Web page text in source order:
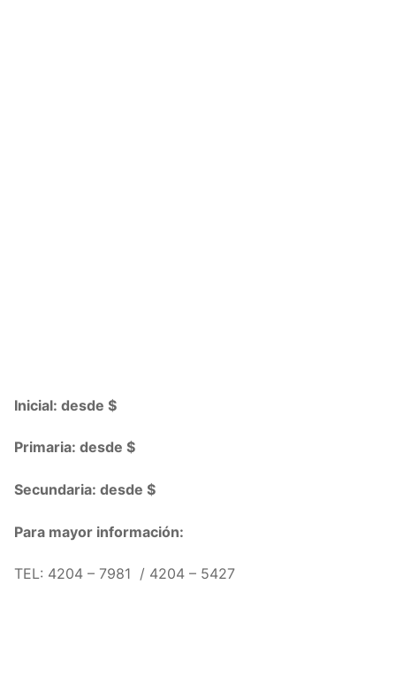
Inicial: desde $
Primaria: desde $
Secundaria: desde $
Para mayor información:
TEL: 4204 – 7981 / 4204 – 5427